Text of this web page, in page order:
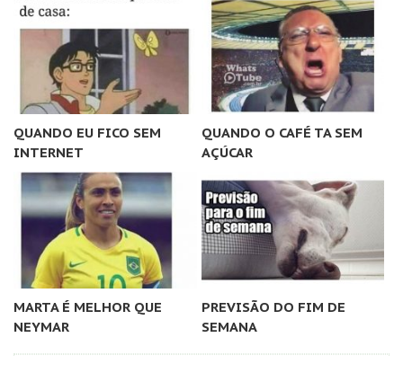
QUANDO EU FICO SEM
INTERNET
QUANDO O CAFÉ TA SEM
AÇÚCAR
MARTA É MELHOR QUE
NEYMAR
PREVISÃO DO FIM DE
SEMANA